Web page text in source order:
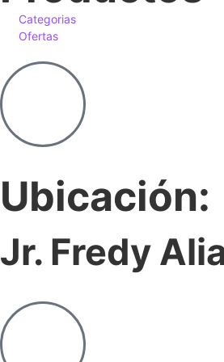
Categorias
Ofertas
Ubicación:
Jr. Fredy